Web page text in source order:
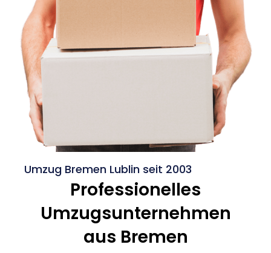
Umzug Bremen Lublin seit 2003
Professionelles
Umzugsunternehmen
aus Bremen